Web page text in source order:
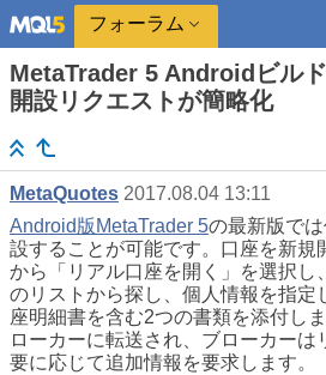
フォーラム
MetaTrader 5 Androidビル
開設リクエストが簡略化
MetaQuotes 2017.08.04 13:11
Android版MetaTrader 5の最新版で
設することが可能です。口座を新規
から「リアル口座を開く」を選択し
のリストから探し、個人情報を指定
座明細書を含む2つの書類を添付し
ローカーに転送され、ブローカーは
要に応じて追加情報を要求します。